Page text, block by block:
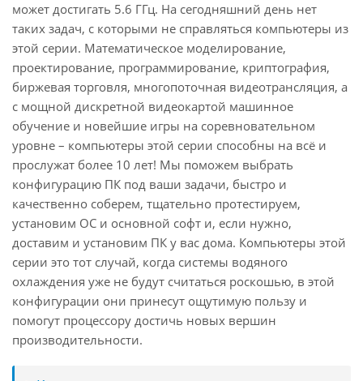
может достигать 5.6 ГГц. На сегодняшний день нет
таких задач, с которыми не справляться компьютеры из
этой серии. Математическое моделирование,
проектирование, программирование, криптография,
биржевая торговля, многопоточная видеотрансляция, а
с мощной дискретной видеокартой машинное
обучение и новейшие игры на соревновательном
уровне – компьютеры этой серии способны на всё и
прослужат более 10 лет! Мы поможем выбрать
конфигурацию ПК под ваши задачи, быстро и
качественно соберем, тщательно протестируем,
установим ОС и основной софт и, если нужно,
доставим и установим ПК у вас дома. Компьютеры этой
серии это тот случай, когда системы водяного
охлаждения уже не будут считаться роскошью, в этой
конфигурации они принесут ощутимую пользу и
помогут процессору достичь новых вершин
производительности.